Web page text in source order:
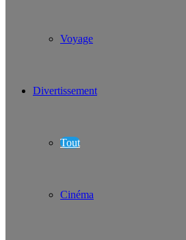
Voyage
Divertissement
Tout
Cinéma